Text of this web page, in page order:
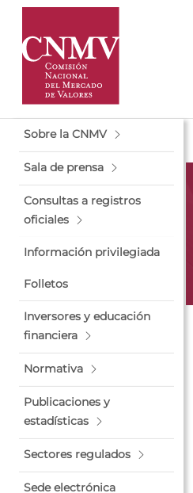
Sobre la CNMV
Sala de prensa
Consultas a registros
oficiales
Información privilegiada
Folletos
Inversores y educación
financiera
Normativa
Publicaciones y
estadísticas
Sectores regulados
Sede electrónica